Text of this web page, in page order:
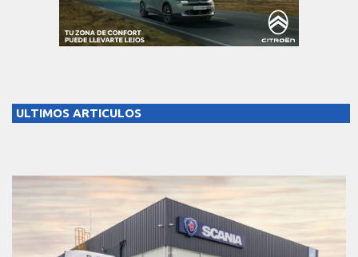
ULTIMOS ARTICULOS